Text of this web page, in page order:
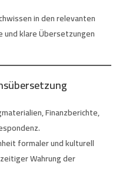
in den relevanten
und klare Übersetzungen
Finanzberichte,
formaler und kulturell
Wahrung der